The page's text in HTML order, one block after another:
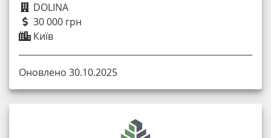
DOLINA
30 000 грн
Київ
Оновлено 30.10.2025